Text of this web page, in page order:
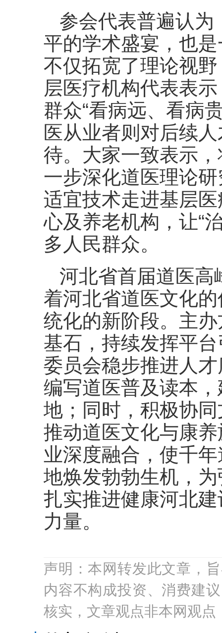
参会代表普遍认为
平的学术盛宴，也
不仅拓宽了理论视
层医疗机构代表表
群众“看病远、看病
医从业者则对后续
待。大家一致表示
一步深化道医理论
适宜技术走进基层
心及养老机构，让“
多人民群众。
河北省首届道医高
着河北省道医文化
统化的新阶段。主
基石，持续发挥平
委员会稳步推进人
编写道医普及读本
地；同时，积极协
推动道医文化与康
业深度融合，使千
地焕发勃勃生机，
扎实推进健康河北
力量。
声明：本网转发此文章，
内容不构成投资、消费建
核实，文章观点非本网观点